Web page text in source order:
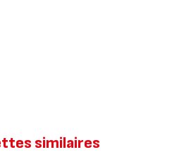
similaires